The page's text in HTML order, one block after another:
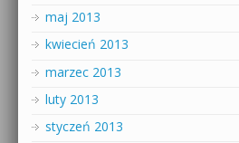
maj 2013
kwiecień 2013
marzec 2013
luty 2013
styczeń 2013